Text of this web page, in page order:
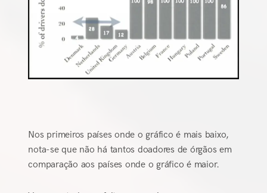
Nos primeiros países onde o gráfico é mais baixo,
nota-se que não há tantos doadores de órgãos em
comparação aos países onde o gráfico é maior.